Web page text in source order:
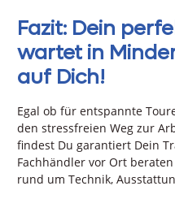
Fazit: Dein
wartet in
auf Dich!
Egal ob für entspannte
den stressfreien Weg zur
findest Du garantiert Dein
Fachhändler vor Ort
rund um Technik,